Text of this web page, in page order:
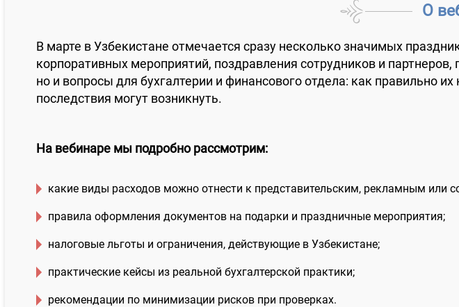
О
В марте в Узбекистане отмечается сразу несколько значимых
корпоративных мероприятий, поздравления сотрудников и
но и вопросы для бухгалтерии и финансового отдела: как правильно
последствия могут возникнуть.
На вебинаре мы подробно рассмотрим:
какие виды расходов можно отнести к представительским, рекламным или
правила оформления документов на подарки и праздничные мероприятия;
налоговые льготы и ограничения, действующие в Узбекистане;
практические кейсы из реальной бухгалтерской практики;
рекомендации по минимизации рисков при проверках.